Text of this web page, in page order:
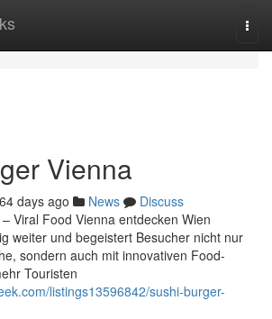
Vienna
64 days ago News
Discuss
Viral Food Vienna entdecken Wien
weiter und begeistert Besucher nicht nur
sondern auch mit innovativen Food-
Touristen
listings13596842/sushi-burger-